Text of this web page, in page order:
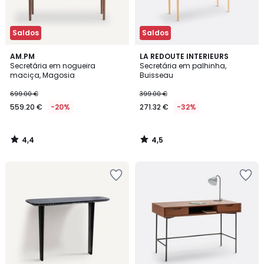
Saldos
AM.PM
Secretária em nogueira
maciça, Magosia
699.00 €
559.20 € -20%
4,4
/ 5
4,4
/
Saldos
LA REDOUTE INTERIEURS
Secretária em palhinha,
Buisseau
399.00 €
271.32 € -32%
4,5
/ 5
4,5
/